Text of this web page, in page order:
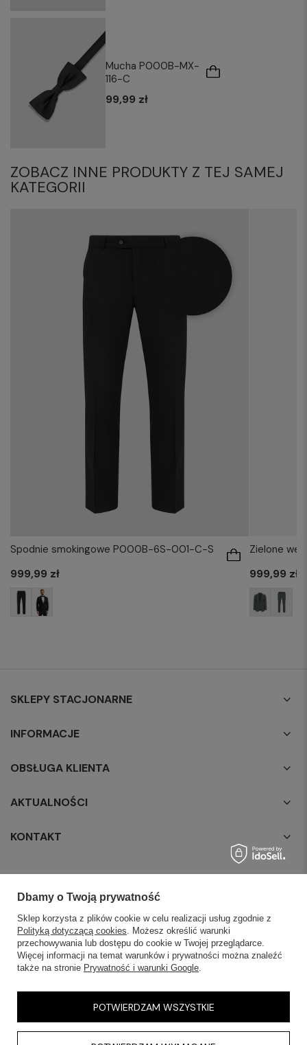
Mucha P000B-MX-
116-C
99,99 zł
ZOBACZ INNE PRODUKTY Z TEJ SAMEJ
KATEGORII
Spodnie smokingowe P000B-6S-001-C-S
999,99 zł
Zielone
999,99 zł
SKLEPY STACJONARNE
INFORMACJE
OBSŁUGA KLIENTA
AKTUALNOŚCI
KONTAKT
Dbamy o Twoją prywatność
Sklep korzysta z plików cookie w celu realizacji usług zgodnie z
Polityką dotyczącą cookies. Możesz określić warunki
przechowywania lub dostępu do cookie w Twojej przeglądarce.
Więcej informacji na temat warunków i prywatności można znaleźć
także na stronie Prywatność i warunki Google.
POTWIERDZAM WSZYSTKIE